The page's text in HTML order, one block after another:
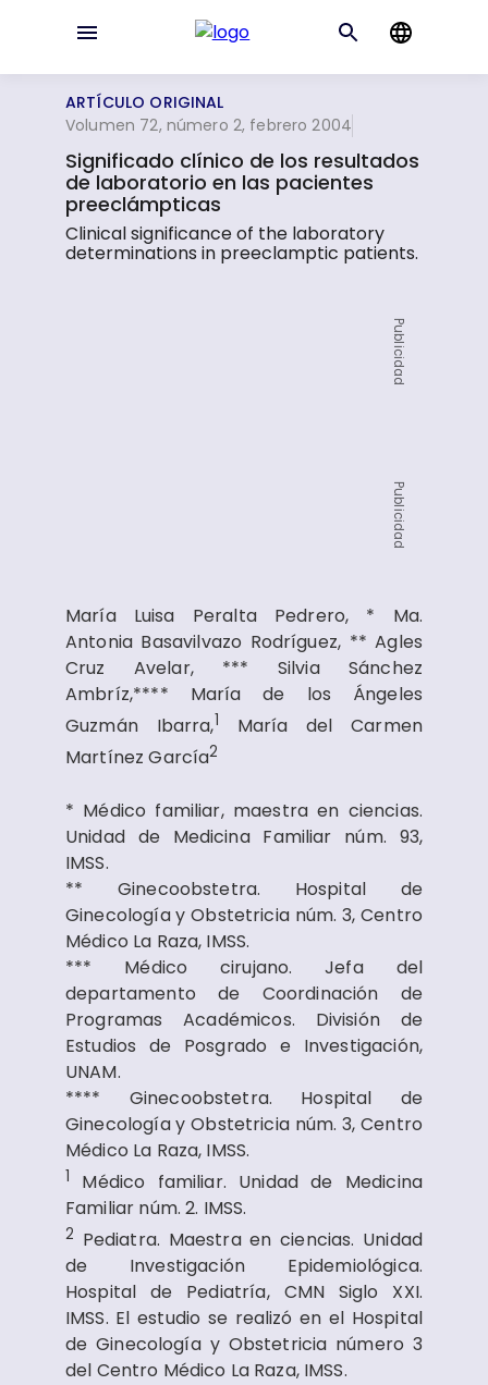
ARTÍCULO ORIGINAL
Volumen 72, número 2, febrero 2004
Significado clínico de los resultados
de laboratorio en las pacientes
preeclámpticas
Clinical significance of the laboratory
determinations in preeclamptic patients.
Publicidad
Publicidad
María Luisa Peralta Pedrero, * Ma.
Antonia Basavilvazo Rodríguez, ** Agles
Cruz Avelar, *** Silvia Sánchez
Ambríz,**** María de los Ángeles
Guzmán Ibarra,1
María del Carmen
Martínez García2
* Médico familiar, maestra en ciencias.
Unidad de Medicina Familiar núm. 93,
IMSS.
** Ginecoobstetra. Hospital de
Ginecología y Obstetricia núm. 3, Centro
Médico La Raza, IMSS.
*** Médico cirujano. Jefa del
departamento de Coordinación de
Programas Académicos. División de
Estudios de Posgrado e Investigación,
UNAM.
**** Ginecoobstetra. Hospital de
Ginecología y Obstetricia núm. 3, Centro
Médico La Raza, IMSS.
1
Médico familiar. Unidad de Medicina
Familiar núm. 2. IMSS.
2 Pediatra. Maestra en ciencias. Unidad
de Investigación Epidemiológica.
Hospital de Pediatría, CMN Siglo XXI.
IMSS. El estudio se realizó en el Hospital
de Ginecología y Obstetricia número 3
del Centro Médico La Raza, IMSS.